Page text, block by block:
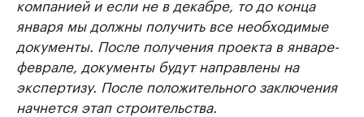
января мы должны получить все необходимые
документы. После получения проекта в январе-
феврале, документы будут направлены на
экспертизу. После положительного заключения
начнется этап строительства.